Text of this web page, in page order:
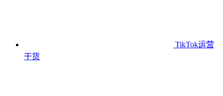
TikTok运营
干货